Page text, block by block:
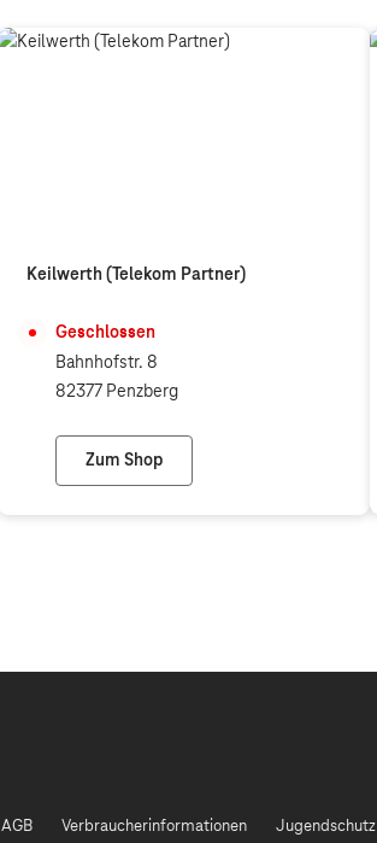
Keilwerth (Telekom Partner)
Geschlossen
Bahnhofstr. 8
82377 Penzberg
Zum Shop
Keilwerth (Telekom Partner)
AGB Verbraucherinformationen Jugendschutz